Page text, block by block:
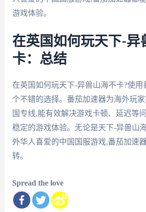
游戏体验。
在英国如何玩天下-异
卡：总结
在英国如何玩天下-异兽山海不卡?使
个不错的选择。番茄加速器为海外玩
国专线,能有效解决游戏卡顿、延迟等
稳定的游戏体验。无论是天下-异兽山
外华人喜爱的中国国服游戏,番茄加速
转。
Spread the love